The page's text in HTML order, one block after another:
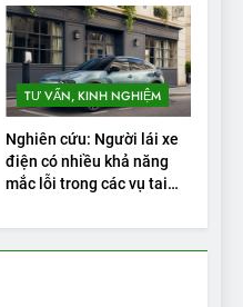
TƯ VẤN, KINH NGHIỆM
Nghiên cứu: Người lái xe
điện có nhiều khả năng
mắc lỗi trong các vụ tai